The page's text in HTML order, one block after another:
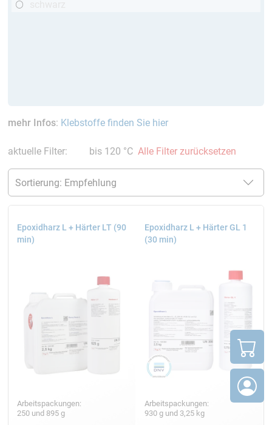
mehr Infos: Klebstoffe finden Sie hier
aktuelle Filter: bis 120 °C Alle Filter zurücksetzen
Epoxidharz L + Härter LT (90
min)
Arbeitspackungen:
250 und 895 g
Epoxidharz L + Härter GL 1
(30 min)
Arbeitspackungen:
930 g und 3,25 kg